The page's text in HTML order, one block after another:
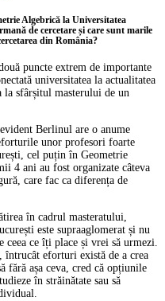
Algebrică la Universitatea
de cercetare și care sunt marile
din România?
puncte extrem de importante
universitatea la actualitatea
la sfârșitul masterului de un
Berlinul are o anume
unor profesori foarte
cel puțin în Geometrie
4 ani au fost organizate câteva
care fac ca diferența de
în cadrul masteratului,
este supraaglomerat și nu
ceea ce îți place și vrei să urmezi.
întrucât eforturi există de a crea
fără așa ceva, cred că opțiunile
în străinătate sau să